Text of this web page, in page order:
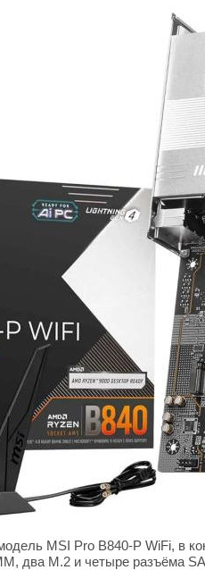
MSI Pro B840-P WiFi, в
два M.2 и четыре разъёма